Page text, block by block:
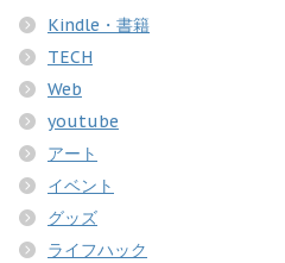
Kindle・書籍
TECH
Web
youtube
アート
イベント
グッズ
ライフハック